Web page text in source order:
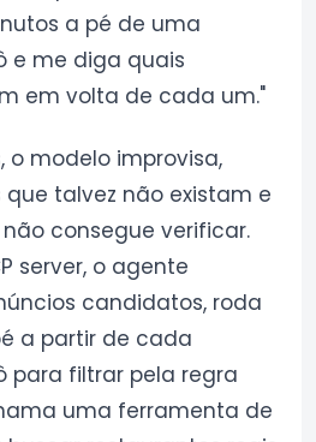
a pé de uma
e me diga quais
em volta de cada um."
o modelo improvisa,
talvez não existam e
consegue verificar.
server, o agente
candidatos, roda
a partir de cada
para filtrar pela regra
uma ferramenta de